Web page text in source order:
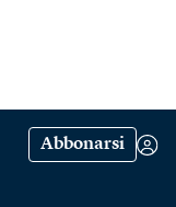
Abbonarsi